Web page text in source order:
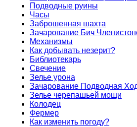
Подводные руины
Часы
Заброшенная шахта
Зачарование Бич
Механизмы
Как добывать незерит?
Библиотекарь
Свечение
Зелье урона
Зачарование Подводная
Зелье черепашьей мощи
Колодец
Фермер
Как изменить погоду?